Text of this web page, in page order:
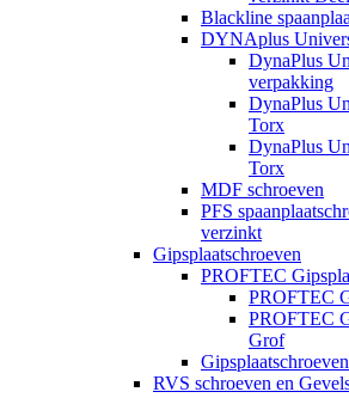
Blackline
DYNAplus
DynaPlus
verpakking
DynaPlus
Torx
DynaPlus
Torx
MDF schroeven
PFS
verzinkt
Gipsplaatschroeven
PROFTEC
PROFTEC
PROFTEC
Grof
Gipsplaatschroeven
RVS schroeven en